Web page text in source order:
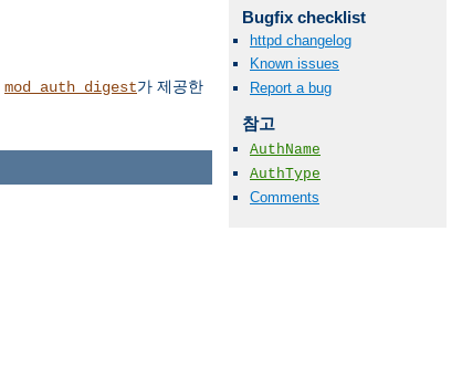
mod_auth_digest가 제공한
Bugfix checklist
httpd changelog
Known issues
Report a bug
참고
AuthName
AuthType
Comments